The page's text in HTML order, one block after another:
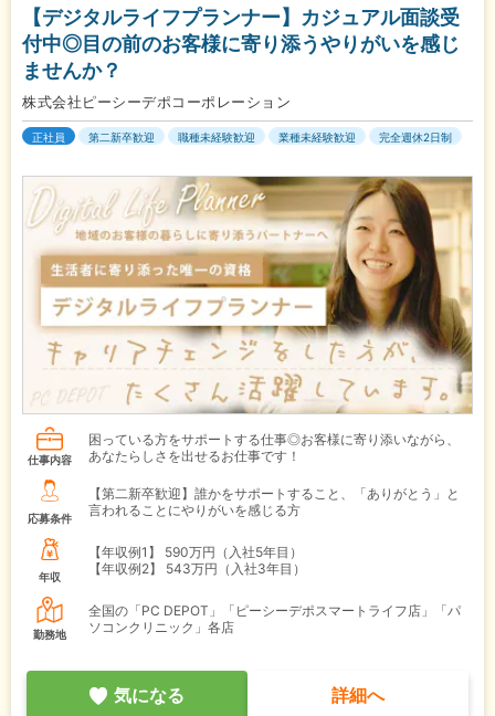
【デジタルライフプランナー】カジュアル面談受
付中◎目の前のお客様に寄り添うやりがいを感じ
ませんか？
株式会社ピーシーデポコーポレーション
正社員 第二新卒歓迎 職種未経験歓迎 業種未経験歓迎 完全週休2日制
仕事内容
困っている方をサポートする仕事◎お客様に寄り添いながら、
あなたらしさを出せるお仕事です！
応募条件
【第二新卒歓迎】誰かをサポートすること、「ありがとう」と
言われることにやりがいを感じる方
年収
【年収例1】
590万円（入社5年目）
【年収例2】
543万円（入社3年目）
勤務地
全国の「PC DEPOT」「ピーシーデポスマートライフ店」「パ
ソコンクリニック」各店
気になる 詳細へ